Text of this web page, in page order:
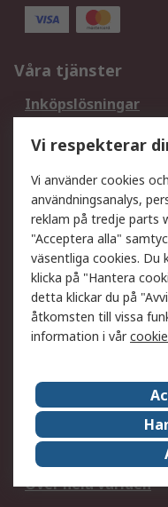
Våra tjänster
Inköpslösningar
DesignSpark
Ditt lokala säljteam
Support
Få hjälp
Leverans
Begär en
Om RS
Det juridiska
Jobba hos RS
Över hela världen
Vi respekterar
Vi använder cookies
användningsanalys,
reklam på tredje parts
"Acceptera alla"
väsentliga cookies. Du
klicka på "Hantera
detta klickar du på
åtkomsten till vissa
information i vår